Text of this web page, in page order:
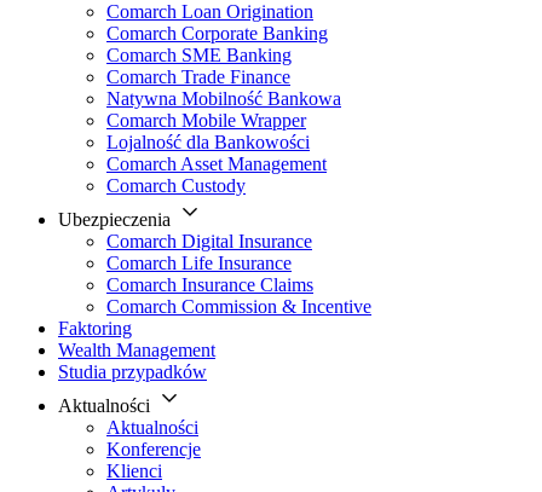
Comarch Loan Origination
Comarch Corporate Banking
Comarch SME Banking
Comarch Trade Finance
Natywna Mobilność Bankowa
Comarch Mobile Wrapper
Lojalność dla Bankowości
Comarch Asset Management
Comarch Custody
Ubezpieczenia
Comarch Digital Insurance
Comarch Life Insurance
Comarch Insurance Claims
Comarch Commission & Incentive
Faktoring
Wealth Management
Studia przypadków
Aktualności
Aktualności
Konferencje
Klienci